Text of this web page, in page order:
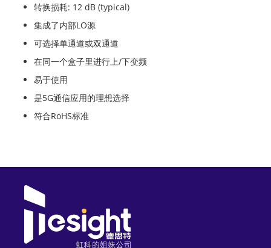
转换损耗: 12 dB (typical)
集成了内部LO源
可选择单通道或双通道
在同一个盒子里进行上/下变频
易于使用
是5G通信应用的理想选择
符合RoHS标准